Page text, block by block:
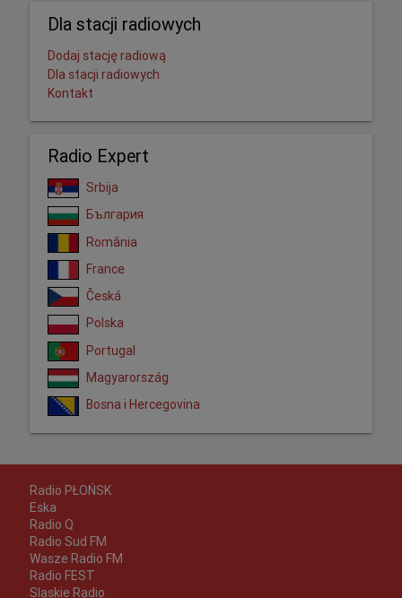
Dla stacji radiowych
Dodaj stację radiową
Dla stacji radiowych
Kontakt
Radio Expert
Srbija
България
România
France
Česká
Polska
Portugal
Magyarország
Bosna i Hercegovina
Radio PŁOŃSK
Eska
Radio Q
Radio Sud FM
Wasze Radio FM
Radio FEST
Slaskie Radio